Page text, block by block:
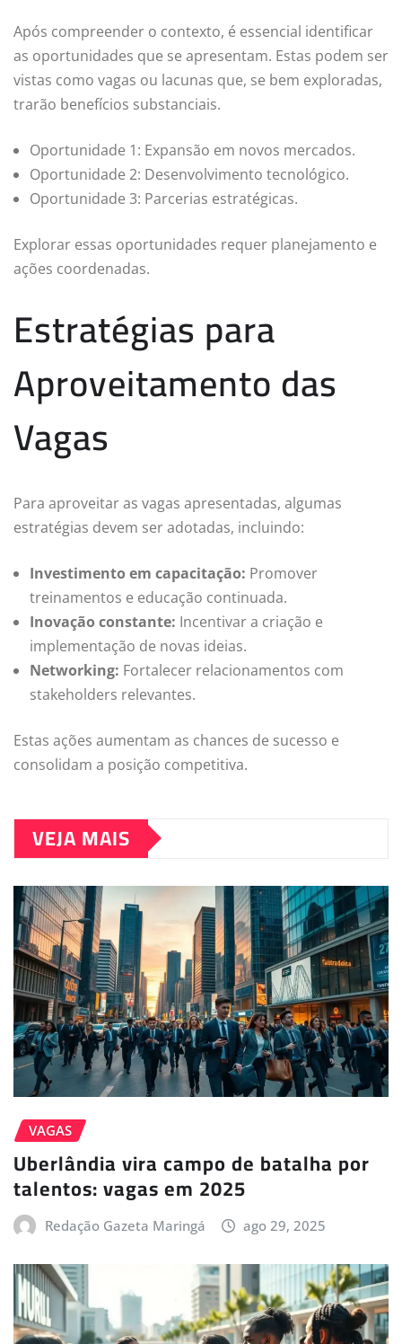
Após compreender o contexto, é essencial identificar
as oportunidades que se apresentam. Estas podem ser
vistas como vagas ou lacunas que, se bem exploradas,
trarão benefícios substanciais.
Oportunidade 1: Expansão em novos mercados.
Oportunidade 2: Desenvolvimento tecnológico.
Oportunidade 3: Parcerias estratégicas.
Explorar essas oportunidades requer planejamento e
ações coordenadas.
Estratégias para
Aproveitamento das
Vagas
Para aproveitar as vagas apresentadas, algumas
estratégias devem ser adotadas, incluindo:
Investimento em capacitação: Promover
treinamentos e educação continuada.
Inovação constante: Incentivar a criação e
implementação de novas ideias.
Networking: Fortalecer relacionamentos com
stakeholders relevantes.
Estas ações aumentam as chances de sucesso e
consolidam a posição competitiva.
VEJA MAIS
VAGAS
Uberlândia vira campo de batalha por
talentos: vagas em 2025
Redação Gazeta Maringá ago 29, 2025